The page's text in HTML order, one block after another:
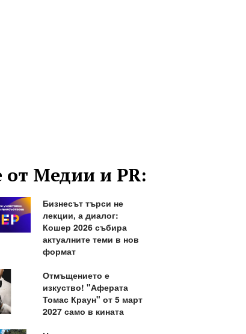
Медии и PR:
Бизнесът търси не
лекции, а диалог:
Кошер 2026 събира
актуалните теми в нов
формат
Отмъщението е
изкуство! "Аферата
Томас Краун" от 5 март
2027 само в кината